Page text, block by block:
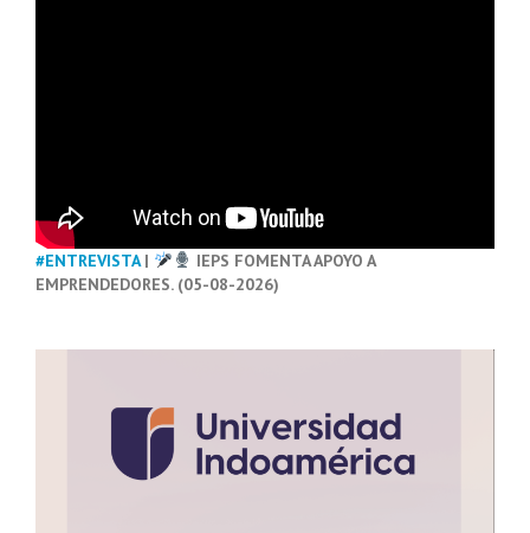
#ENTREVISTA|
IEPS FOMENTA APOYO A
EMPRENDEDORES. (05-08-2026)